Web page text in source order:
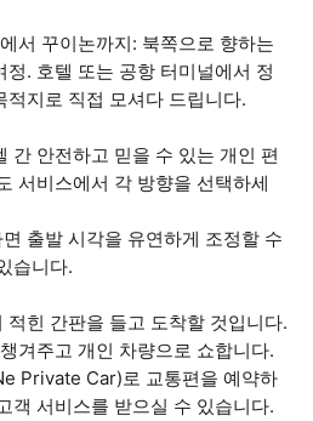
서 꾸이논까지: 북쪽으로 향하는
. 호텔 또는 공항 터미널에서 정
지로 직접 모셔다 드립니다.
간 안전하고 믿을 수 있는 개인 편
서비스에서 각 방향을 선택하세
출발 시각을 유연하게 조정할 수
습니다.
힌 간판을 들고 도착할 것입니다.
겨주고 개인 차량으로 쇼합니다.
Private Car)로 교통편을 예약하
객 서비스를 받으실 수 있습니다.